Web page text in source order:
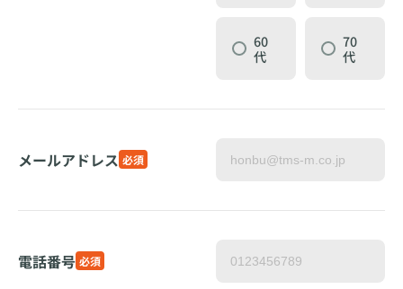
60
代
70
代
メールアドレス 必須
電話番号 必須